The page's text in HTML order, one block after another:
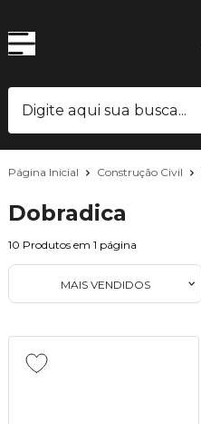
Página Inicial Construção Civil
Dobradica
10 Produtos em 1 página
MAIS VENDIDOS